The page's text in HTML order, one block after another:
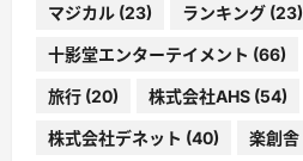
マジカル (23) ランキング (23)
十影堂エンターテイメント (66)
旅行 (20) 株式会社AHS (54)
株式会社デネット (40) 楽創舎